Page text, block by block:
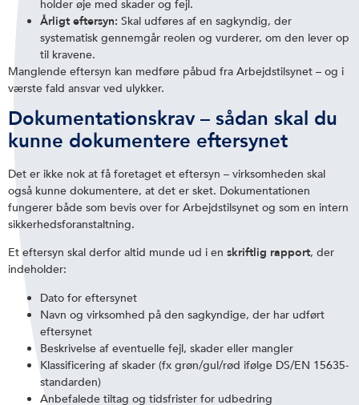
holder øje med skader og fejl.
Årligt eftersyn: Skal udføres af en sagkyndig, der
systematisk gennemgår reolen og vurderer, om den lever op
til kravene.
Manglende eftersyn kan medføre påbud fra Arbejdstilsynet – og i
værste fald ansvar ved ulykker.
Dokumentationskrav – sådan skal du
kunne dokumentere eftersynet
Det er ikke nok at få foretaget et eftersyn – virksomheden skal
også kunne dokumentere, at det er sket. Dokumentationen
fungerer både som bevis over for Arbejdstilsynet og som en intern
sikkerhedsforanstaltning.
Et eftersyn skal derfor altid munde ud i en skriftlig rapport, der
indeholder:
Dato for eftersynet
Navn og virksomhed på den sagkyndige, der har udført
eftersynet
Beskrivelse af eventuelle fejl, skader eller mangler
Klassificering af skader (fx grøn/gul/rød ifølge DS/EN 15635-
standarden)
Anbefalede tiltag og tidsfrister for udbedring